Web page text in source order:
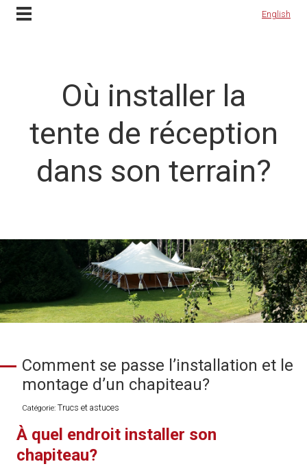
English
English
Où installer la
tente de réception
dans son terrain?
Comment se passe l’installation et le
montage d’un chapiteau?
Catégorie: Trucs et astuces
À quel endroit installer son
chapiteau?